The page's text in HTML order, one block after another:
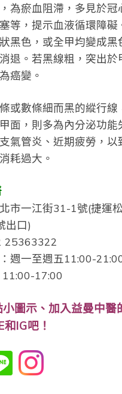
為瘀血阻滯，多見於冠
等，提示血液循環障礙
黑色，或全甲均變成黑
退。若黑線粗，突出於
癌變。
或數條細而黑的縱行線
面，則多為內分泌功能
氣管炎、近期疲勞，以
耗過大。
市一江街31-1號(捷運
出口)
25363322
週一至週五11:00-
11:00-17:00
圖示、 加入益曼中醫
和IG吧！